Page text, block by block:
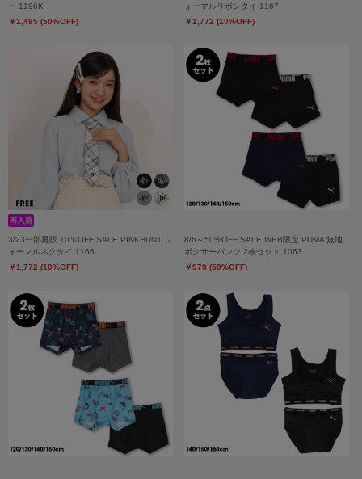
ー 1196K
￥1,485 (50%OFF)
ォーマルリボンタイ 1167
￥1,772 (10%OFF)
3/23一部再販 10％OFF SALE PINKHUNT フ
ォーマルネクタイ 1166
￥1,772 (10%OFF)
8/6～50%OFF SALE WEB限定 PUMA 無地
ボクサーパンツ 2枚セット 1063
￥979 (50%OFF)